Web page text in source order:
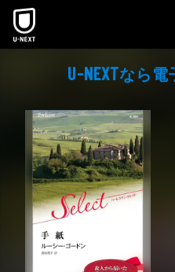
本文へスキップ
U-NEXTなら電